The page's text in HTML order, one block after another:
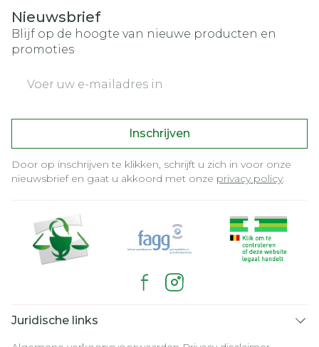
Nieuwsbrief
Blijf op de hoogte van nieuwe producten en
promoties
Inschrijven
Door op inschrijven te klikken, schrijft u zich in voor onze
nieuwsbrief en gaat u akkoord met onze privacy policy.
Juridische links